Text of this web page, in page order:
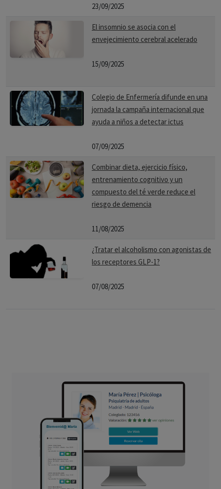
23/09/2025
El insomnio se asocia con el
envejecimiento cerebral acelerado
15/09/2025
Colegio de Enfermería difunde en una
jornada la campaña internacional que
ayuda a niños a detectar ictus
07/09/2025
Combinar dieta, ejercicio físico,
entrenamiento cognitivo y un
compuesto del té verde reduce el
riesgo de demencia
11/08/2025
¿Tratar el alcoholismo con agonistas de
los receptores GLP-1?
07/08/2025